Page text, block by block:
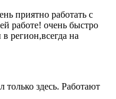
приятно работать с
работе! очень быстро
регион,всегда на
только здесь. Работают